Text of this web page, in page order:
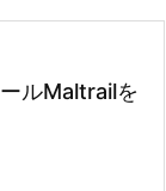
検索
ルMaltrailを